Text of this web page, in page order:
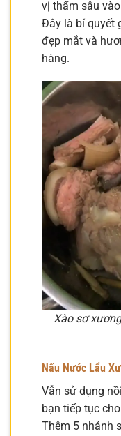
vị thấm sâu
Đây là bí quyết
đẹp mắt và
hàng.
Xào sơ
Nấu Nước Lẩu
Vẫn sử dụng
bạn tiếp tục
Thêm 5 nhánh